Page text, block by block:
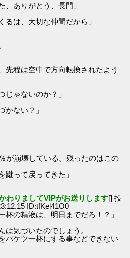
ありがとう、長門」
は、大切な仲間だから」
先程は空中で方向転換されたよう
じゃないのか？」
かない？」
が崩壊している。残ったのはこの
って戻ってきた」
わりましてVIPがお送りします[] 投
ID:tfKel41O0
杯の精液は、明日までだろ！？」
気づいたのでしょう。
バケツ一杯にする事などできない